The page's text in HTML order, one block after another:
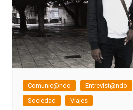
Comunic@ndo Entrevist@ndo
Sociedad
Viajes